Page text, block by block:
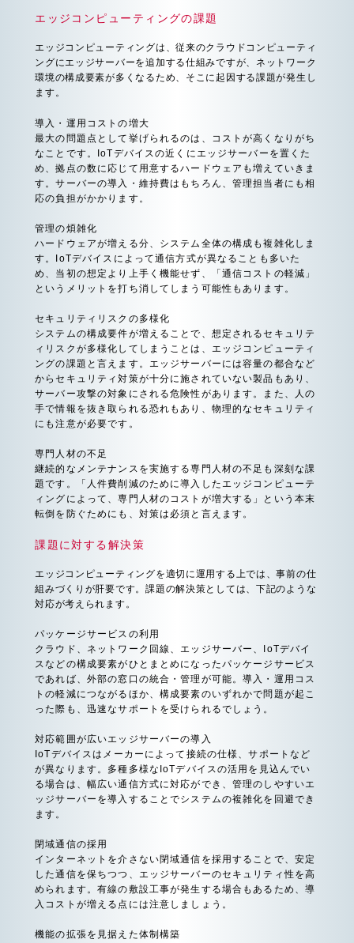
エッジコンピューティングの課題
エッジコンピューティングは、従来のクラウドコンピューティ
ングにエッジサーバーを追加する仕組みですが、ネットワーク
環境の構成要素が多くなるため、そこに起因する課題が発生し
ます。
導入・運用コストの増大
最大の問題点として挙げられるのは、コストが高くなりがち
なことです。IoTデバイスの近くにエッジサーバーを置くた
め、拠点の数に応じて用意するハードウェアも増えていきま
す。サーバーの導入・維持費はもちろん、管理担当者にも相
応の負担がかかります。
管理の煩雑化
ハードウェアが増える分、システム全体の構成も複雑化しま
す。IoTデバイスによって通信方式が異なることも多いた
め、当初の想定より上手く機能せず、「通信コストの軽減」
というメリットを打ち消してしまう可能性もあります。
セキュリティリスクの多様化
システムの構成要件が増えることで、想定されるセキュリテ
ィリスクが多様化してしまうことは、エッジコンピューティ
ングの課題と言えます。エッジサーバーには容量の都合など
からセキュリティ対策が十分に施されていない製品もあり、
サーバー攻撃の対象にされる危険性があります。また、人の
手で情報を抜き取られる恐れもあり、物理的なセキュリティ
にも注意が必要です。
専門人材の不足
継続的なメンテナンスを実施する専門人材の不足も深刻な課
題です。「人件費削減のために導入したエッジコンピューテ
ィングによって、専門人材のコストが増大する」という本末
転倒を防ぐためにも、対策は必須と言えます。
課題に対する解決策
エッジコンピューティングを適切に運用する上では、事前の仕
組みづくりが肝要です。課題の解決策としては、下記のような
対応が考えられます。
パッケージサービスの利用
クラウド、ネットワーク回線、エッジサーバー、IoTデバイ
スなどの構成要素がひとまとめになったパッケージサービス
であれば、外部の窓口の統合・管理が可能。導入・運用コス
トの軽減につながるほか、構成要素のいずれかで問題が起こ
った際も、迅速なサポートを受けられるでしょう。
対応範囲が広いエッジサーバーの導入
IoTデバイスはメーカーによって接続の仕様、サポートなど
が異なります。多種多様なIoTデバイスの活用を見込んでい
る場合は、幅広い通信方式に対応ができ、管理のしやすいエ
ッジサーバーを導入することでシステムの複雑化を回避でき
ます。
閉域通信の採用
インターネットを介さない閉域通信を採用することで、安定
した通信を保ちつつ、エッジサーバーのセキュリティ性を高
められます。有線の敷設工事が発生する場合もあるため、導
入コストが増える点には注意しましょう。
機能の拡張を見据えた体制構築